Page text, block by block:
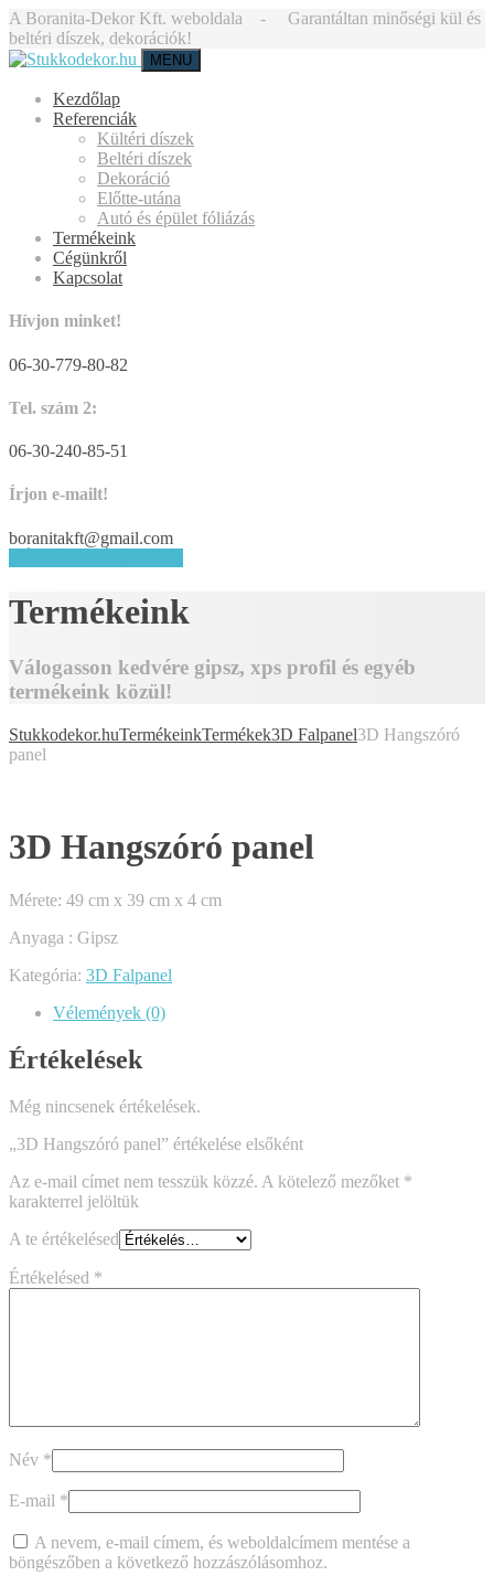
A Boranita-Dekor Kft. weboldala - Garantáltan minőségi kül és
beltéri díszek, dekorációk!
MENU
Kezdőlap
Referenciák
Kültéri díszek
Beltéri díszek
Dekoráció
Előtte-utána
Autó és épület fóliázás
Termékeink
Cégünkről
Kapcsolat
Hívjon minket!
06-30-779-80-82
Tel. szám 2:
06-30-240-85-51
Írjon e-mailt!
boranitakft@gmail.com
Termékeink
Válogasson kedvére gipsz, xps profil és egyéb
termékeink közül!
Stukkodekor.huTermékeinkTermékek3D Falpanel3D Hangszóró
panel
3D Hangszóró panel
Mérete: 49 cm x 39 cm x 4 cm
Anyaga : Gipsz
Kategória: 3D Falpanel
Vélemények (0)
Értékelések
Még nincsenek értékelések.
„3D Hangszóró panel” értékelése elsőként
Az e-mail címet nem tesszük közzé. A kötelező mezőket *
karakterrel jelöltük
A te értékelésed
Értékelésed *
Név *
E-mail *
A nevem, e-mail címem, és weboldalcímem mentése a
böngészőben a következő hozzászólásomhoz.